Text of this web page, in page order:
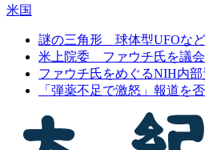
米国
謎の三角形 球体型UFOな
米上院委 ファウチ氏を議会
ファウチ氏をめぐるNIH内
「弾薬不足で激怒」報道を